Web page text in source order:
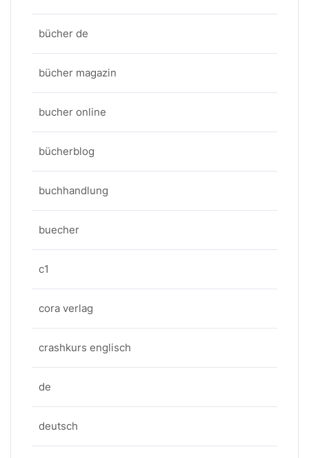
bücher de
bücher magazin
bucher online
bücherblog
buchhandlung
buecher
c1
cora verlag
crashkurs englisch
de
deutsch